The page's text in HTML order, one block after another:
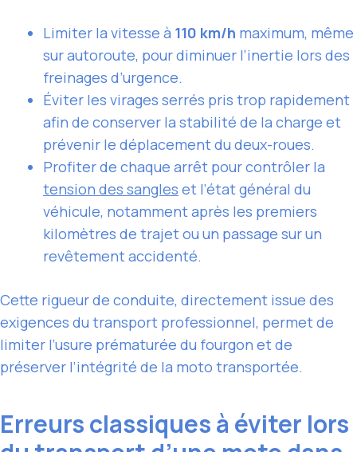
Limiter la vitesse à 110 km/h maximum, même
sur autoroute, pour diminuer l’inertie lors des
freinages d’urgence.
Éviter les virages serrés pris trop rapidement
afin de conserver la stabilité de la charge et
prévenir le déplacement du deux-roues.
Profiter de chaque arrêt pour contrôler la
tension des sangles et l’état général du
véhicule, notamment après les premiers
kilomètres de trajet ou un passage sur un
revêtement accidenté.
Cette rigueur de conduite, directement issue des
exigences du transport professionnel, permet de
limiter l’usure prématurée du fourgon et de
préserver l’intégrité de la moto transportée.
Erreurs classiques à éviter lors